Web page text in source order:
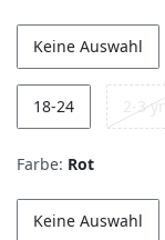
Keine Auswahl
18-24 2-3 yrs
Farbe: Rot
Keine Auswahl